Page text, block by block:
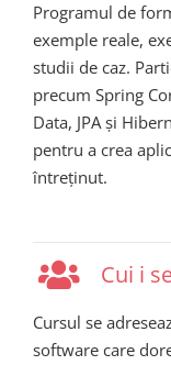
Programul de
exemple reale,
studii de caz.
precum Spring
Data, JPA și
pentru a crea
întreținut.
Cui i
Cursul se
software care